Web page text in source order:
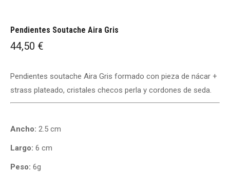
Pendientes Soutache Aira Gris
44,50 €
Pendientes soutache Aira Gris formado con pieza de nácar +
strass plateado, cristales checos perla y cordones de seda.
Ancho: 2.5 cm
Largo: 6 cm
Peso: 6g